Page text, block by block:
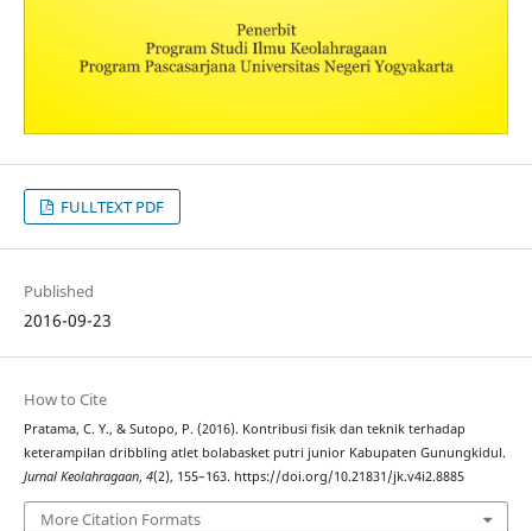
FULLTEXT PDF
Published
2016-09-23
How to Cite
Pratama, C. Y., & Sutopo, P. (2016). Kontribusi fisik dan teknik terhadap
keterampilan dribbling atlet bolabasket putri junior Kabupaten Gunungkidul.
Jurnal Keolahragaan, 4(2), 155–163. https://doi.org/10.21831/jk.v4i2.8885
More Citation Formats